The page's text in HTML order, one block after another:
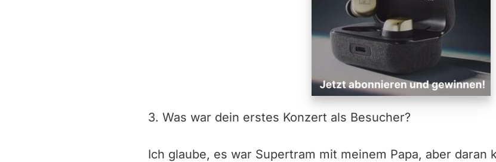
3. Was war dein erstes Konzert als Besucher?
Ich glaube, es war Supertram mit meinem Papa, aber daran